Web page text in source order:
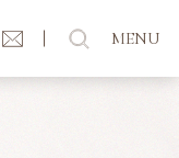
MENU